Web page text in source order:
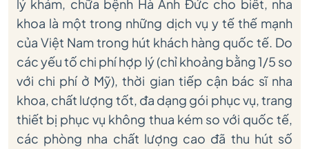
lý khám, chữa bệnh Hà Anh Đức cho biết, nha
khoa là một trong những dịch vụ y tế thế mạnh
của Việt Nam trong hút khách hàng quốc tế. Do
các yếu tố chi phí hợp lý (chỉ khoảng bằng 1/5 so
với chi phí ở Mỹ), thời gian tiếp cận bác sĩ nha
khoa, chất lượng tốt, đa dạng gói phục vụ, trang
thiết bị phục vụ không thua kém so với quốc tế,
các phòng nha chất lượng cao đã thu hút số